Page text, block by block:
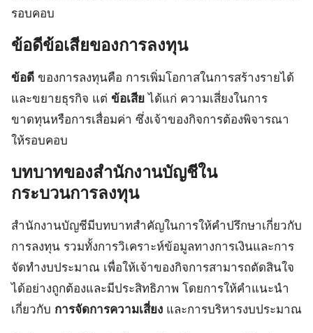
รอบคอบ
ข้อดีข้อเสียของการลงทุน
ข้อดี ของการลงทุนคือ การเพิ่มโอกาสในการสร้างรายได้
และขยายธุรกิจ แต่ ข้อเสีย ได้แก่ ความเสี่ยงในการ
ขาดทุนหรือการเสื่อมค่า ซึ่งเจ้าของกิจการต้องพิจารณา
ให้รอบคอบ
บทบาทของสำนักงานบัญชีใน
กระบวนการลงทุน
สำนักงานบัญชีมีบทบาทสำคัญในการให้คำปรึกษาเกี่ยวกับ
การลงทุน รวมทั้งการวิเคราะห์ข้อมูลทางการเงินและการ
จัดทำงบประมาณ เพื่อให้เจ้าของกิจการสามารถตัดสินใจ
ได้อย่างถูกต้องและมีประสิทธิภาพ โดยการให้คำแนะนำ
เกี่ยวกับ การจัดการความเสี่ยง และการบริหารงบประมาณ